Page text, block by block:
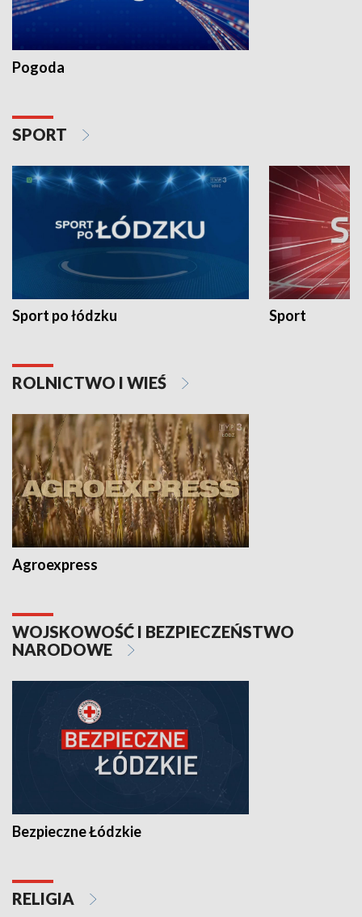
Pogoda
SPORT
Sport po łódzku Sport
ROLNICTWO I WIEŚ
Agroexpress
WOJSKOWOŚĆ I BEZPIECZEŃSTWO
NARODOWE
Bezpieczne Łódzkie
RELIGIA